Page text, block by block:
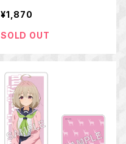
ド 馬車芽 めめ
¥1,870
SOLD OUT